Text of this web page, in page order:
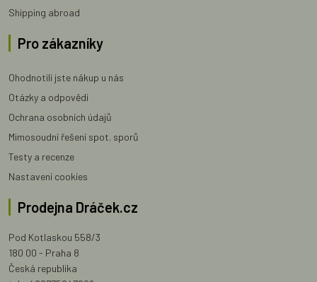
Shipping abroad
Pro zákazníky
Ohodnotili jste nákup u nás
Otázky a odpovědi
Ochrana osobních údajů
Mimosoudní řešení spot. sporů
Testy a recenze
Nastavení cookies
Prodejna Dráček.cz
Pod Kotlaskou 558/3
180 00 - Praha 8
Česká republika